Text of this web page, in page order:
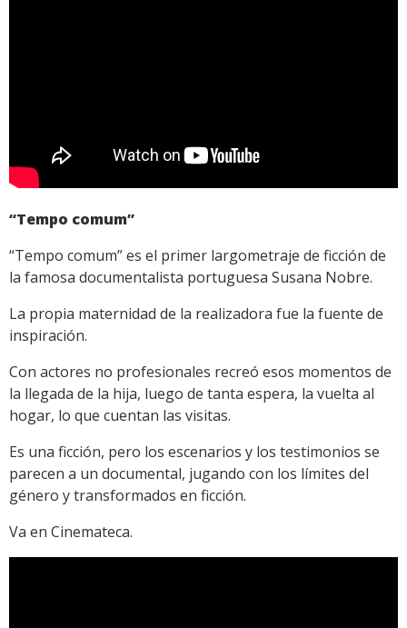
“Tempo comum”
“Tempo comum” es el primer largometraje de ficción de
la famosa documentalista portuguesa Susana Nobre.
La propia maternidad de la realizadora fue la fuente de
inspiración.
Con actores no profesionales recreó esos momentos de
la llegada de la hija, luego de tanta espera, la vuelta al
hogar, lo que cuentan las visitas.
Es una ficción, pero los escenarios y los testimonios se
parecen a un documental, jugando con los límites del
género y transformados en ficción.
Va en Cinemateca.